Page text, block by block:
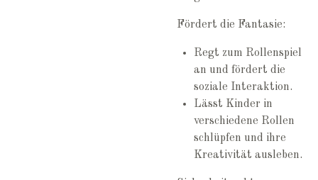
Fördert die Fantasie:
Regt zum Rollenspiel
an und fördert die
soziale Interaktion.
Lässt Kinder in
verschiedene Rollen
schlüpfen und ihre
Kreativität ausleben.